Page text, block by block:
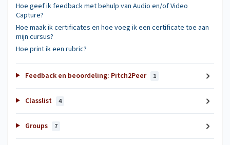
Hoe geef ik feedback met behulp van Audio en/of Video
Capture?
Hoe maak ik certificates en hoe voeg ik een certificate toe aan
mijn cursus?
Hoe print ik een rubric?
Feedback en beoordeling: Pitch2Peer 1
Classlist 4
Groups 7